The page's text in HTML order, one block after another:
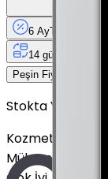
6 AyTaksit
14 gün
Peşin Fiyatına
Stokta Yok
Kozmetik Durumu
Mükemmel